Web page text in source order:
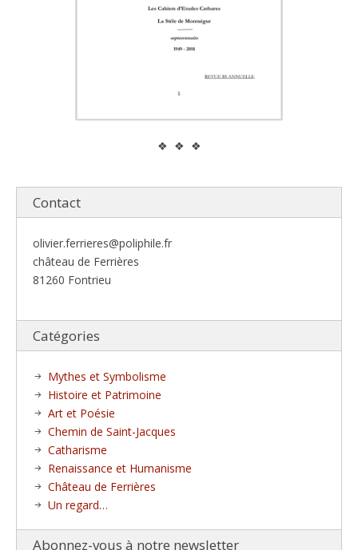
❖ ❖ ❖
Contact
olivier.ferrieres@poliphile.fr
château de Ferrières
81260 Fontrieu
Catégories
Mythes et Symbolisme
Histoire et Patrimoine
Art et Poésie
Chemin de Saint-Jacques
Catharisme
Renaissance et Humanisme
Château de Ferrières
Un regard…
Abonnez-vous à notre newsletter